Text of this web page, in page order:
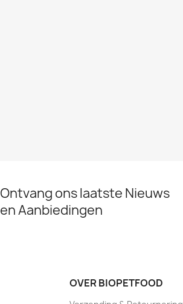
Ontvang ons laatste Nieuws
en Aanbiedingen
OVER BIOPETFOOD